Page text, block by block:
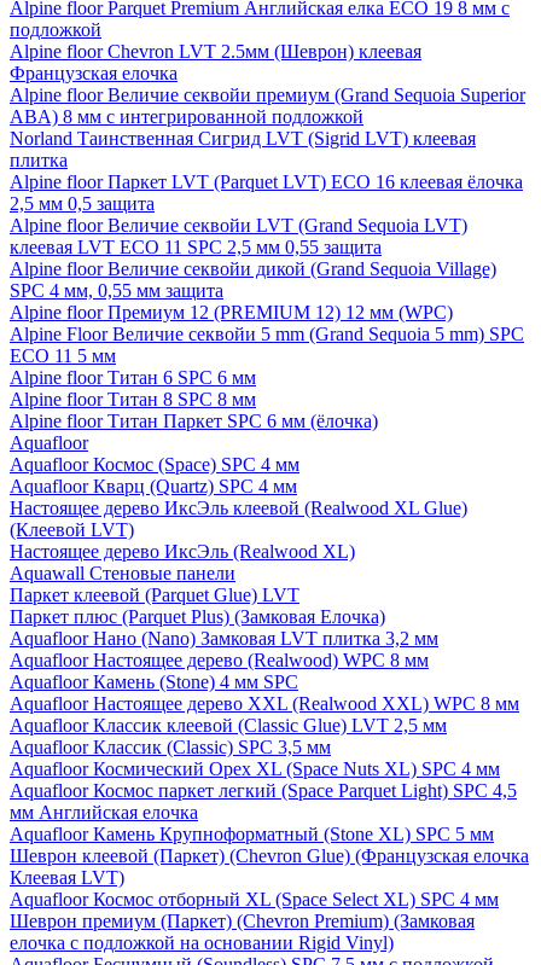
Alpine floor Parquet Premium Английская елка ECO 19 8 мм с
подложкой
Alpine floor Chevron LVT 2.5мм (Шеврон) клеевая
Французская елочка
Alpine floor Величие секвойи премиум (Grand Sequoia Superior
ABA) 8 мм с интегрированной подложкой
Norland Таинственная Сигрид LVT (Sigrid LVT) клеевая
плитка
Alpine floor Паркет LVT (Parquet LVT) ECO 16 клеевая ёлочка
2,5 мм 0,5 защита
Alpine floor Величие секвойи LVT (Grand Sequoia LVT)
клеевая LVT ECO 11 SPC 2,5 мм 0,55 защита
Alpine floor Величие секвойи дикой (Grand Sequoia Village)
SPC 4 мм, 0,55 мм защита
Alpine floor Премиум 12 (PREMIUM 12) 12 мм (WPC)
Alpine Floor Величие секвойи 5 mm (Grand Sequoia 5 mm) SPC
ECO 11 5 мм
Alpine floor Титан 6 SPC 6 мм
Alpine floor Титан 8 SPC 8 мм
Alpine floor Титан Паркет SPC 6 мм (ёлочка)
Aquafloor
Aquafloor Космос (Space) SPC 4 мм
Aquafloor Кварц (Quartz) SPC 4 мм
Настоящее дерево ИксЭль клеевой (Realwood XL Glue)
(Клеевой LVT)
Настоящее дерево ИксЭль (Realwood XL)
Aquawall Стеновые панели
Паркет клеевой (Parquet Glue) LVT
Паркет плюс (Parquet Plus) (Замковая Елочка)
Aquafloor Нано (Nano) Замковая LVT плитка 3,2 мм
Aquafloor Настоящее дерево (Realwood) WPC 8 мм
Aquafloor Камень (Stone) 4 мм SPC
Aquafloor Настоящее дерево XXL (Realwood XXL) WPC 8 мм
Aquafloor Классик клеевой (Classic Glue) LVT 2,5 мм
Aquafloor Классик (Classic) SPC 3,5 мм
Aquafloor Космический Орех XL (Space Nuts XL) SPC 4 мм
Aquafloor Космос паркет легкий (Space Parquet Light) SPC 4,5
мм Английская елочка
Aquafloor Камень Крупноформатный (Stone XL) SPC 5 мм
Шеврон клеевой (Паркет) (Chevron Glue) (Французская елочка
Клеевая LVT)
Aquafloor Космос отборный XL (Space Select XL) SPC 4 мм
Шеврон премиум (Паркет) (Chevron Premium) (Замковая
елочка с подложкой на основании Rigid Vinyl)